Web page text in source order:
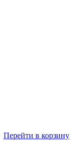
Перейти в корзину